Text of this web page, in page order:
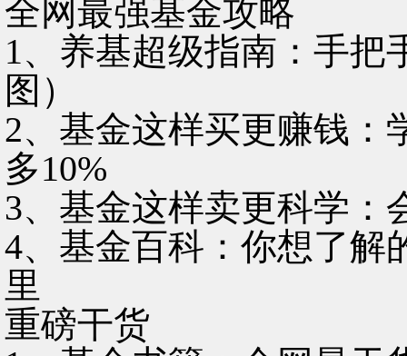
全网最强基金攻略
1、养基超级指南：手把
图）
2、基金这样买更赚钱：
多10%
3、基金这样卖更科学：
4、基金百科：你想了解
里
重磅干货